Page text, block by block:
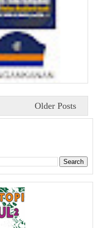
Older Posts